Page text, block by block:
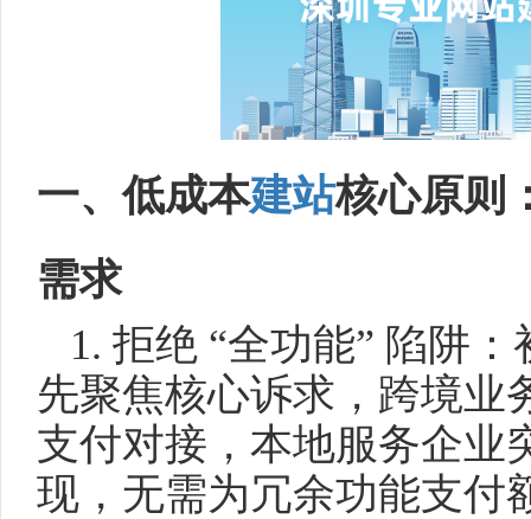
一、低成本建站核心原则
需求
1. 拒绝 “全功能” 陷阱
先聚焦核心诉求，跨境业
支付对接，本地服务企业
现，无需为冗余功能支付